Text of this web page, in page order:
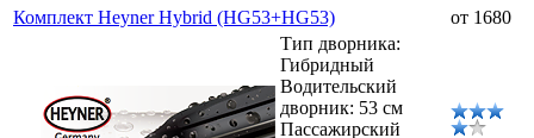
Комплект Heyner Hybrid (HG53+HG53)
от 1680
Тип дворника:
Гибридный
Водительский
дворник: 53 см
Пассажирский